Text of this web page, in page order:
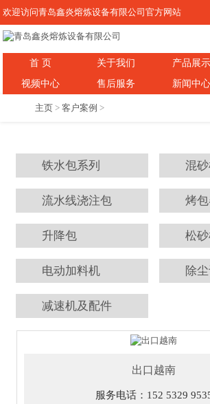
欢迎访问青岛鑫炎熔炼设备有限公司官方网站
首 页 关于我们 产品展示
视频中心
售后服务 新闻中心
主页 >客户案例 >
铁水包系列 混
流水线浇注包 烤
升降包 松
电动加料机 除
减速机及配件
出口越南
服务电话：152 5329